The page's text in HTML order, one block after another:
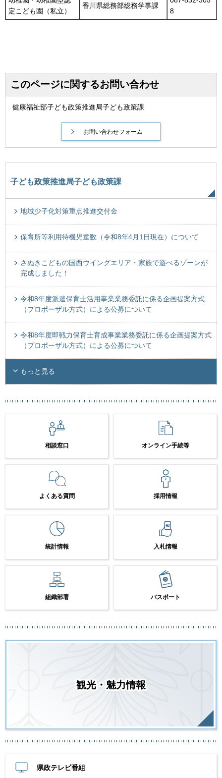
定こども園（私立）
香川県総務部総務学事課
8
このページに関するお問い合わせ
健康福祉部子ども政策推進局子ども政策課
子ども政策推進局子ども政策課
地域少子化対策重点推進交付金
保育所等利用待機児童数（令和8年4月1日現在）について
さぬきこどもの国西ウイングエリア・家族で遊べるゾーンが
完成しました！
令和8年度派遣保育士活用事業業務委託に係る企画提案方式
（プロポーザル方式）による公募について
令和8年度即戦力保育士育成事業業務委託に係る企画提案方式
（プロポーザル方式）による公募について
もっと見る
相談窓口 オンライン手続等
よくある質問 採用情報
統計情報 入札情報
組織部署 パスポート
観光・魅力情報
県政テレビ番組